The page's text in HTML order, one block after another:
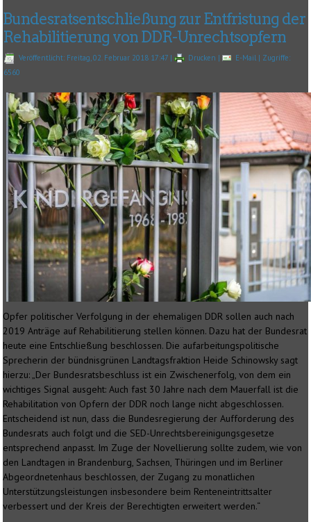
Bundesratsentschließung zur Entfristung der
Rehabilitierung von DDR-Unrechtsopfern
Veröffentlicht: Freitag, 02. Februar 2018 17:47 | Drucken | E-Mail | Zugriffe:
6560
Opfer politischer Verfolgung in der ehemaligen DDR sollen auch nach
2019 Anträge auf Rehabilitierung stellen können. Dazu hat der Bundesrat
heute eine Entschließung beschlossen. Die aufarbeitungspolitische
Sprecherin der bündnisgrünen Landtagsfraktion Heide Schinowsky sagt
hierzu: „Der Bundesratsbeschluss ist ein Zwischenerfolg, von dem ein
wichtiges Signal ausgeht: Auch fast 30 Jahre nach dem Mauerfall ist die
Rehabilitation von Opfern der DDR noch lange nicht abgeschlossen.
Entscheidend ist nun, dass die Bundesregierung der Aufforderung des
Bundesrats auch folgt und die SED-Unrechtsbereinigungsgesetze
entsprechend anpasst. Im Zuge der Novellierung sollte zudem, wie von
den Landtagen in Brandenburg, Sachsen, Thüringen und im Berliner
Abgeordnetenhaus beschlossen, der Zugang zu monatlichen
Unterstützungsleistungen insbesondere beim Renteneintrittsalter
verbessert und der Kreis der Berechtigten erweitert werden.“